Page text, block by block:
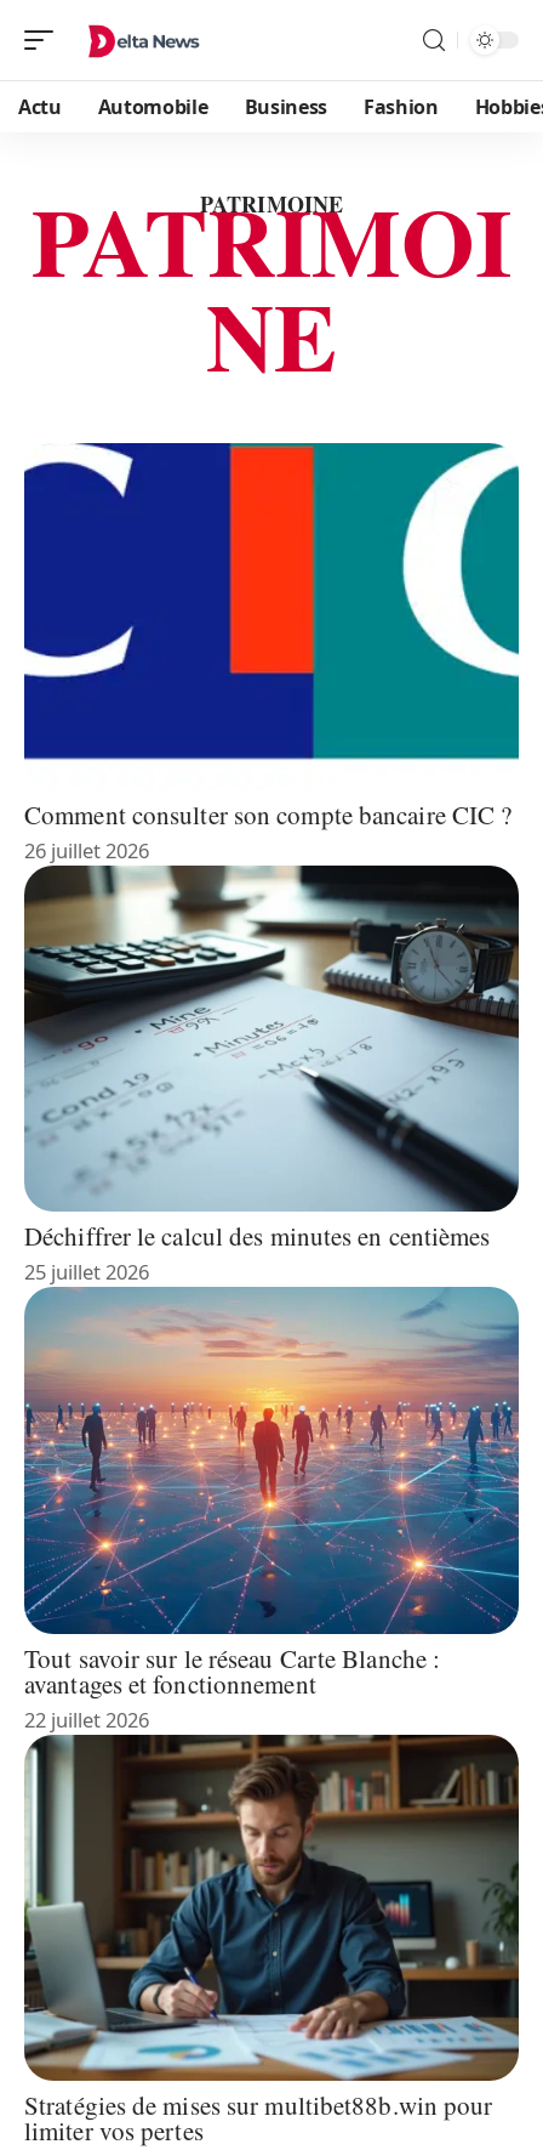
Actu Automobile Business Fashion
PATRIMOINE
PATRIMOI
NE
Comment consulter son compte bancaire CIC ?
26 juillet 2026
Déchiffrer le calcul des minutes en centièmes
25 juillet 2026
Tout savoir sur le réseau Carte Blanche :
avantages et fonctionnement
22 juillet 2026
Stratégies de mises sur multibet88b.win pour
limiter vos pertes